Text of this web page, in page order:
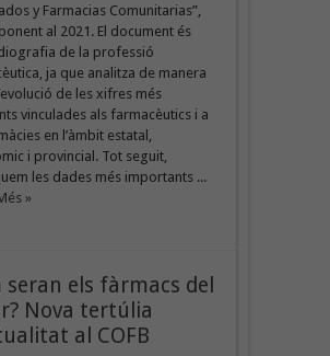
y Farmacias Comunitarias”,
al 2021. El document és
de la professió
ja que analitza de manera
de les xifres més
vinculades als farmacèutics i a
en l’àmbit estatal,
i provincial. Tot seguit,
les dades més importants ...
»
seran els fàrmacs del
Nova tertúlia
al COFB